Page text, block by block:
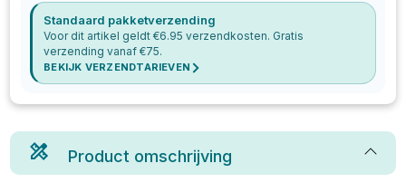
Standaard pakketverzending
Voor dit artikel geldt €6.95 verzendkosten. Gratis
verzending vanaf €75.
BEKIJK VERZENDTARIEVEN
Product omschrijving